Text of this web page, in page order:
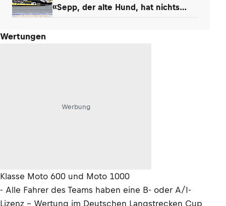
«Sepp, der alte Hund, hat nichts
Wertungen
Werbung
Klasse Moto 600 und Moto 1000
- Alle Fahrer des Teams haben eine B- oder A/I-
Lizenz - Wertung im Deutschen Langstrecken Cup